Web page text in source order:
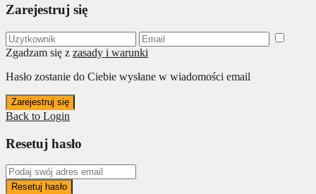
Zarejestruj się
Zgadzam się z zasady i warunki
Hasło zostanie do Ciebie wysłane w wiadomości email
Zarejestruj się
Back to Login
Resetuj hasło
Resetuj hasło